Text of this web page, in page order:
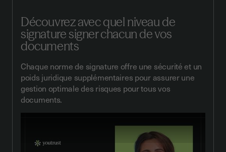
Découvrez avec quel niveau de
signature signer chacun de vos
documents
Chaque norme de signature offre une sécurité et un
poids juridique supplémentaires pour assurer une
gestion optimale des risques pour tous vos
documents.